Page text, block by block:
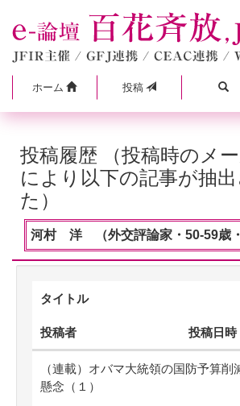
ホーム 投稿
投稿履歴 （投稿時のメ
により以下の記事が抽
た）
河村 洋 （外交評論家・50-59歳・
タイトル
投稿者 投稿日時
（連載）オバマ大統領の国防予算削
懸念（１）